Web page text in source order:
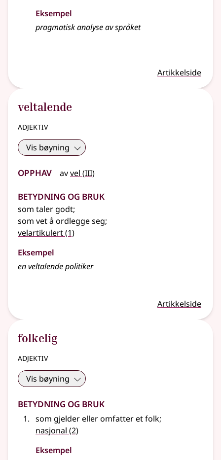
Eksempel
pragmatisk analyse av språket
Artikkelside
veltalende
adjektiv
Vis bøyning
Opphav avvel (3
III)
Betydning og bruk
som taler godt;
som vet å ordlegge seg;
velartikulert(1)
Eksempel
enveltalendepolitiker
Artikkelside
folkelig
adjektiv
Vis bøyning
Betydning og bruk
som gjelder eller omfatter et folk;
nasjonal (2)
Eksempel